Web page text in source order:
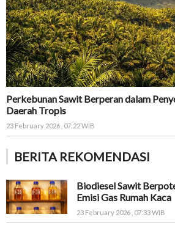
Perkebunan Sawit Berperan dalam
Daerah Tropis
23 February 2026 , 07:22 WIB
BERITA REKOMENDASI
Biodiesel Sawit
Emisi Gas Rumah Kaca
23 February 2026 , 07:33 WIB